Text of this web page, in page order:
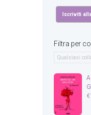
Filtra per
€